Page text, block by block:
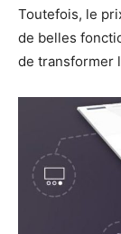
Toutefois, le
de belles
de transformer